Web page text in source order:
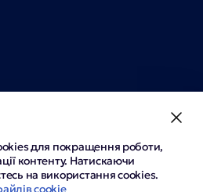
для покращення роботи,
контенту. Натискаючи
на використання cookies.
cookie